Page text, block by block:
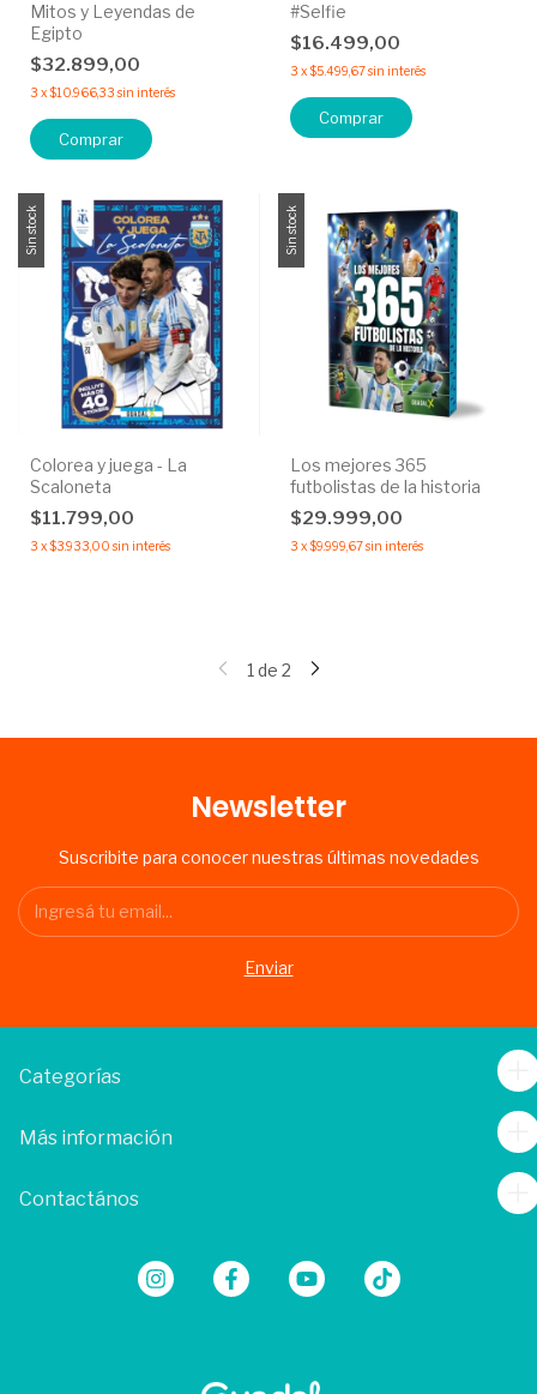
Mitos y Leyendas de
Egipto
$32.899,00
3 x$10.966,33 sin interés
#Selfie
$16.499,00
3 x$5.499,67sin interés
Comprar
Sin stock
Colorea y juega - La
Scaloneta
$11.799,00
3 x$3.933,00 sin interés
Sin stock
Los mejores 365
futbolistas de la historia
$29.999,00
3 x$9.999,67sin interés
1 de 2
Newsletter
Suscribite para conocer nuestras últimas novedades
Categorías
Más información
Contactános